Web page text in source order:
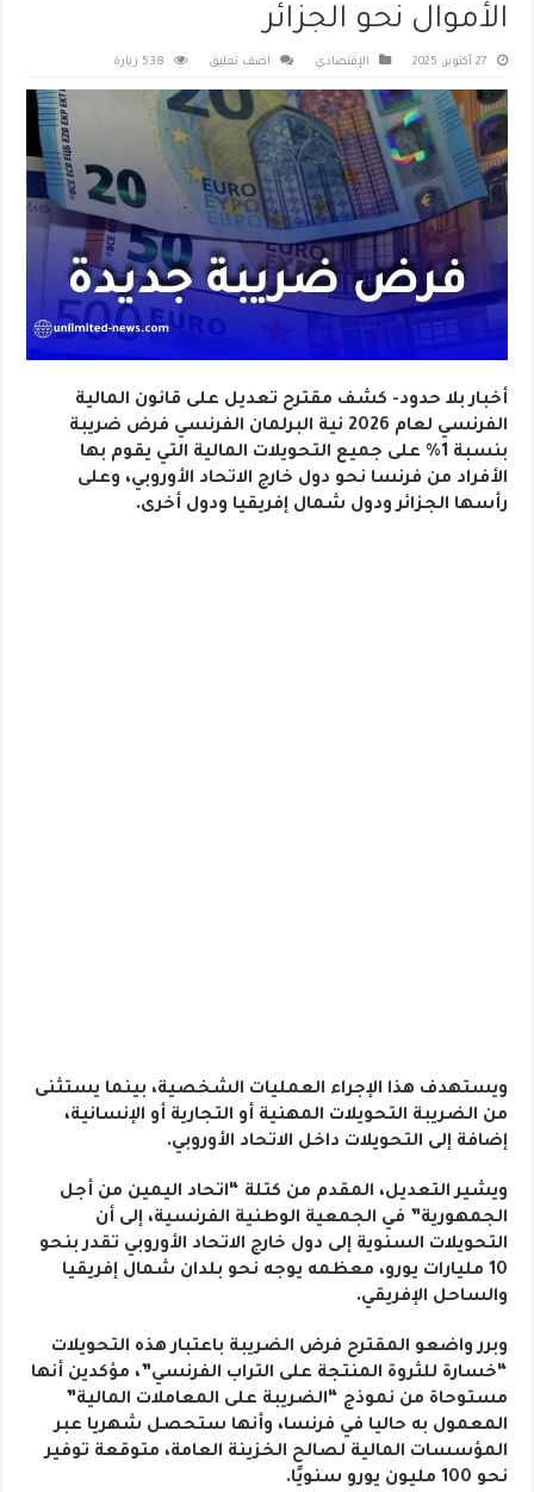
الأموال نحو الجزائر
27 أكتوبر، 2025 الإقتصادي اضف تعليق 538 زيارة
أخبار بلا حدود- كشف مقترح تعديل على قانون المالية
الفرنسي لعام 2026 نية البرلمان الفرنسي فرض ضريبة
بنسبة 1% على جميع التحويلات المالية التي يقوم بها
الأفراد من فرنسا نحو دول خارج الاتحاد الأوروبي، وعلى
رأسها الجزائر ودول شمال إفريقيا ودول أخرى.
ويستهدف هذا الإجراء العمليات الشخصية، بينما يستثنى
من الضريبة التحويلات المهنية أو التجارية أو الإنسانية،
إضافة إلى التحويلات داخل الاتحاد الأوروبي.
ويشير التعديل، المقدم من كتلة “اتحاد اليمين من أجل
الجمهورية” في الجمعية الوطنية الفرنسية، إلى أن
التحويلات السنوية إلى دول خارج الاتحاد الأوروبي تقدر بنحو
10 مليارات يورو، معظمه يوجه نحو بلدان شمال إفريقيا
والساحل الإفريقي.
وبرر واضعو المقترح فرض الضريبة باعتبار هذه التحويلات
“خسارة للثروة المنتجة على التراب الفرنسي”، مؤكدين أنها
مستوحاة من نموذج “الضريبة على المعاملات المالية”
المعمول به حاليا في فرنسا، وأنها ستحصل شهريا عبر
المؤسسات المالية لصالح الخزينة العامة، متوقعة توفير
نحو 100 مليون يورو سنويًا.